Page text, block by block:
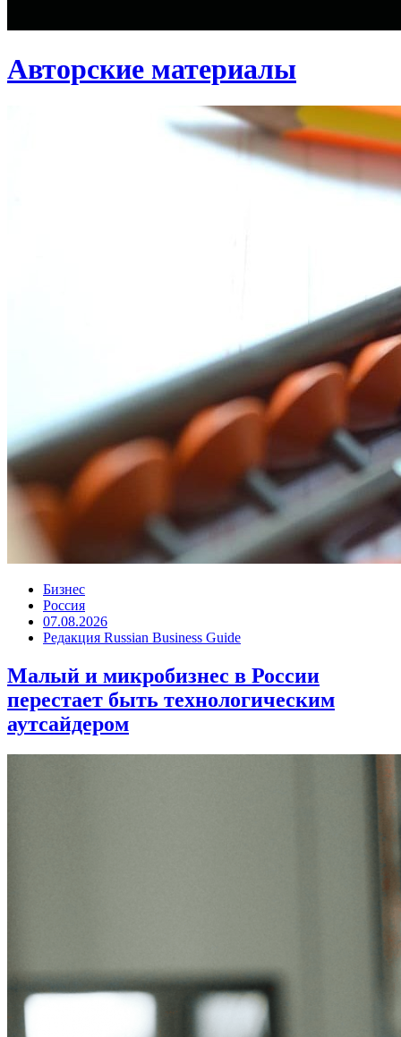
Авторские материалы
Бизнес
Россия
07.08.2026
Редакция Russian Business Guide
Малый и микробизнес в России
перестает быть технологическим
аутсайдером